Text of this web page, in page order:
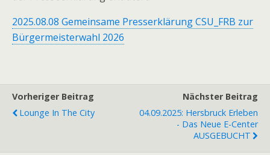
2025.08.08 Gemeinsame Presserklärung CSU_FRB zur
Bürgermeisterwahl 2026
Vorheriger Beitrag
Lounge In The City
Nächster Beitrag
04.09.2025: Hersbruck Erleben
- Das Neue E-Center
AUSGEBUCHT